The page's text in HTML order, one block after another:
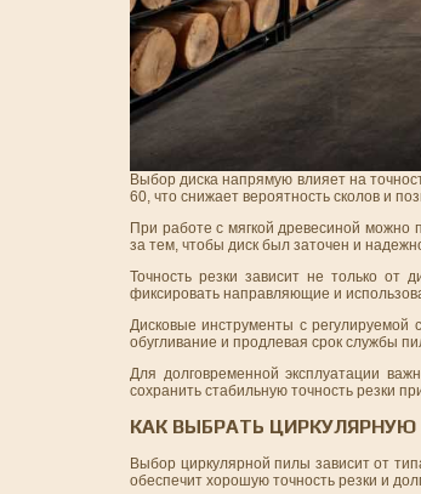
Выбор диска напрямую влияет на
60, что снижает вероятность сколов и
При работе с мягкой древесиной можно
за тем, чтобы диск был заточен и
Точность резки зависит не только от
фиксировать направляющие и
Дисковые инструменты с
обугливание и продлевая срок службы
Для долговременной эксплуатации
сохранить стабильную точность резки
КАК ВЫБРАТЬ
Выбор циркулярной пилы зависит от
обеспечит хорошую точность резки и